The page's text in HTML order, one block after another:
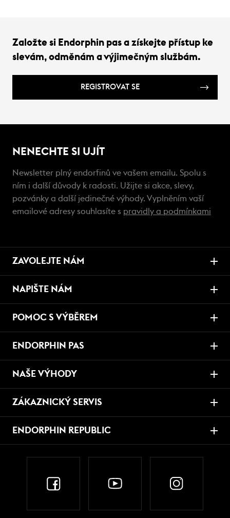
Založte si Endorphin pas a získejte přístup ke
slevám, odměnám a výjimečným službám.
REGISTROVAT SE
NENECHTE SI UJÍT
Newsletter plný endorfinů ve vašem emailu. Spolu s
ním i další důvody k radosti. Užijte si akce, slevy,
pozvánky a další jedinečné výhody. Vyplněním vaší
emailové adresy souhlasíte s pravidly a podmínkami
ZAVOLEJTE NÁM
NAPIŠTE NÁM
POMOC S VÝBĚREM
ENDORPHIN PAS
NAŠE VÝHODY
ZÁKAZNICKÝ SERVIS
ENDORPHIN REPUBLIC